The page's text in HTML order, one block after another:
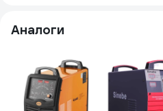
Аналоги